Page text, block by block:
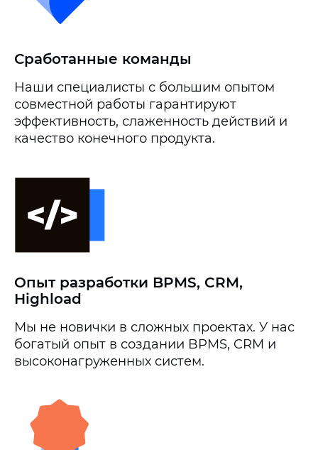
Сработанные команды
Наши специалисты с большим опытом
совместной работы гарантируют
эффективность, слаженность действий и
качество конечного продукта.
Опыт разработки BPMS, CRM,
Highload
Мы не новички в сложных проектах. У нас
богатый опыт в создании BPMS, CRM и
высоконагруженных систем.